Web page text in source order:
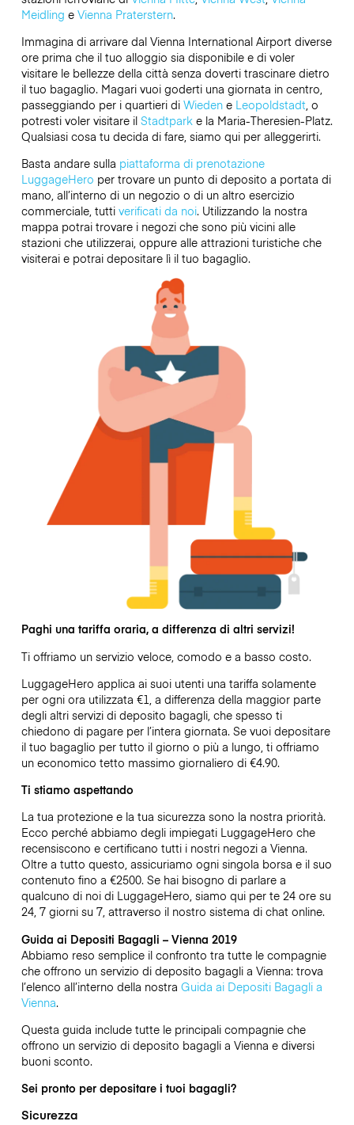
Meidling e Vienna Praterstern.
Immagina di arrivare dal Vienna International Airport diverse
ore prima che il tuo alloggio sia disponibile e di voler
visitare le bellezze della città senza doverti trascinare dietro
il tuo bagaglio. Magari vuoi goderti una giornata in centro,
passeggiando per i quartieri di Wiedene Leopoldstadt, o
potresti voler visitare il Stadtpark e la Maria-Theresien-Platz.
Qualsiasi cosa tu decida di fare, siamo qui per alleggerirti.
Basta andare sulla piattaforma di prenotazione
LuggageHero per trovare un punto di deposito a portata di
mano, all’interno di un negozio o di un altro esercizio
commerciale, tutti verificati da noi. Utilizzando la nostra
mappa potrai trovare i negozi che sono più vicini alle
stazioni che utilizzerai, oppure alle attrazioni turistiche che
visiterai e potrai depositare lì il tuo bagaglio.
Paghi una tariffa oraria, a differenza di altri servizi!
Ti offriamo un servizio veloce, comodo e a basso costo.
LuggageHero applica ai suoi utenti una tariffa solamente
per ogni ora utilizzata €1 , a differenza della maggior parte
degli altri servizi di deposito bagagli, che spesso ti
chiedono di pagare per l’intera giornata. Se vuoi depositare
il tuo bagaglio per tutto il giorno o più a lungo, ti offriamo
un economico tetto massimo giornaliero di €4.90.
Ti stiamo aspettando
La tua protezione e la tua sicurezza sono la nostra priorità.
Ecco perché abbiamo degli impiegati LuggageHero che
recensiscono e certificano tutti i nostri negozi a Vienna.
Oltre a tutto questo, assicuriamo ogni singola borsa e il suo
contenuto fino a €2500. Se hai bisogno di parlare a
qualcuno di noi di LuggageHero, siamo qui per te 24 ore su
24, 7 giorni su 7, attraverso il nostro sistema di chat online.
Guida ai Depositi Bagagli – Vienna 2019
Abbiamo reso semplice il confronto tra tutte le compagnie
che offrono un servizio di deposito bagagli a Vienna: trova
l’elenco all’interno della nostra Guida ai Depositi Bagagli a
Vienna.
Questa guida include tutte le principali compagnie che
offrono un servizio di deposito bagagli a Vienna e diversi
buoni sconto.
Sei pronto per depositare i tuoi bagagli?
Sicurezza